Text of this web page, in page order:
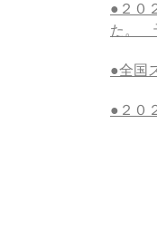
●２０
た。
●全国
●２０